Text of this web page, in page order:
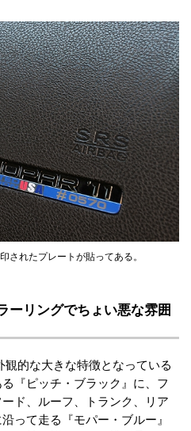
されたプレートが貼ってある。
ーリングでちょい悪な雰囲
的な大きな特徴となっている
『ピッチ・ブラック』に、フ
ド、ルーフ、トランク、リア
って走る『モパー・ブルー』